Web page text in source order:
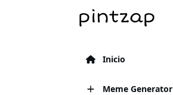
Inicio
Meme Generator